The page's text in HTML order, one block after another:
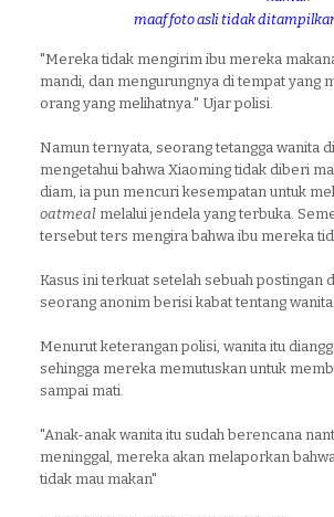
maaf foto asli tidak
"Mereka tidak mengirim ibu mereka
mandi, dan mengurungnya di tempat yang
orang yang melihatnya." Ujar polisi.
Namun ternyata, seorang tetangga wanita
mengetahui bahwa Xiaoming tidak diberi
diam, ia pun mencuri kesempatan untuk
oatmeal melalui jendela yang terbuka.
tersebut ters mengira bahwa ibu mereka
Kasus ini terkuat setelah sebuah postingan
seorang anonim berisi kabat tentang
Menurut keterangan polisi, wanita itu
sehingga mereka memutuskan untuk
sampai mati.
"Anak-anak wanita itu sudah berencana
meninggal, mereka akan melaporkan
tidak mau makan"